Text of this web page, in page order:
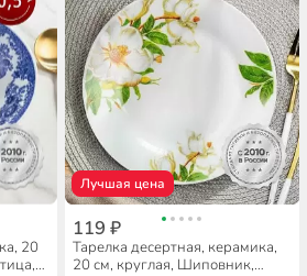
20
Лучшая цена
119 ₽
Тарелка десертная, керамика,
20 см, круглая, Шиповник,